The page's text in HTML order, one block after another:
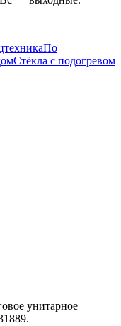
По
Стёкла с подогревом
унитарное
.